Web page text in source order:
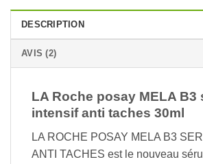
DESCRIPTION
AVIS (2)
LA Roche posay MELA B3
intensif anti taches 30ml
LA ROCHE POSAY MELA B3
ANTI TACHES est le nouveau